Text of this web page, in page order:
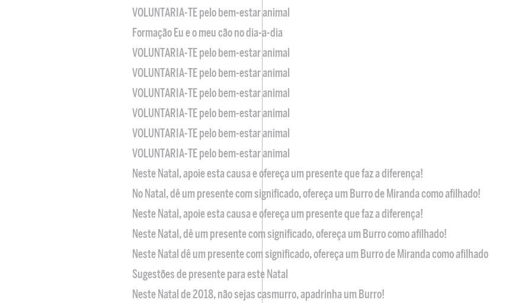
VOLUNTARIA-TE pelo bem-estar animal
Formação Eu e o meu cão no dia-a-dia
VOLUNTARIA-TE pelo bem-estar animal
VOLUNTARIA-TE pelo bem-estar animal
VOLUNTARIA-TE pelo bem-estar animal
VOLUNTARIA-TE pelo bem-estar animal
VOLUNTARIA-TE pelo bem-estar animal
VOLUNTARIA-TE pelo bem-estar animal
Neste Natal, apoie esta causa e ofereça um presente que faz a diferença!
No Natal, dê um presente com significado, ofereça um Burro de Miranda como afilhado!
Neste Natal, apoie esta causa e ofereça um presente que faz a diferença!
Neste Natal, dê um presente com significado, ofereça um Burro como afilhado!
Neste Natal dê um presente com significado, ofereça um Burro de Miranda como afilhado
Sugestões de presente para este Natal
Neste Natal de 2018, não sejas casmurro, apadrinha um Burro!